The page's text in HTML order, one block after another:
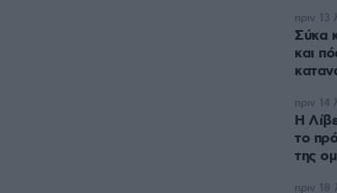
Σύκα
και
πριν 13
Η
το
της
πριν 14
πριν 18